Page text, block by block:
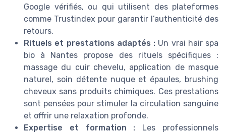
Google vérifiés, ou qui utilisent des plateformes
comme Trustindex pour garantir l’authenticité des
retours.
Rituels et prestations adaptés : Un vrai hair spa
bio à Nantes propose des rituels spécifiques :
massage du cuir chevelu, application de masque
naturel, soin détente nuque et épaules, brushing
cheveux sans produits chimiques. Ces prestations
sont pensées pour stimuler la circulation sanguine
et offrir une relaxation profonde.
Expertise et formation : Les professionnels